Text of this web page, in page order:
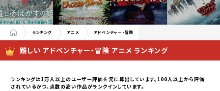
ランキング アニメ アドベンチャー・冒険
難しい アドベンチャー・冒険 アニメ ランキング
ランキングは1万人以上のユーザー評価を元に算出しています。100人以上から評価
されているかつ、点数の高い作品がランクインしています。